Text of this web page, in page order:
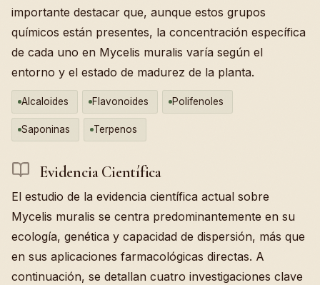
importante destacar que, aunque estos grupos
químicos están presentes, la concentración específica
de cada uno en Mycelis muralis varía según el
entorno y el estado de madurez de la planta.
Alcaloides Flavonoides Polifenoles
Saponinas Terpenos
Evidencia Científica
El estudio de la evidencia científica actual sobre
Mycelis muralis se centra predominantemente en su
ecología, genética y capacidad de dispersión, más que
en sus aplicaciones farmacológicas directas. A
continuación, se detallan cuatro investigaciones clave